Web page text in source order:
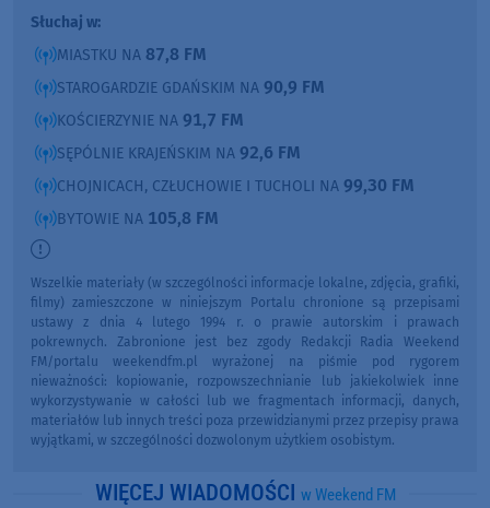
Słuchaj w:
MIASTKU NA 87,8 FM
STAROGARDZIE GDAŃSKIM NA 90,9 FM
KOŚCIERZYNIE NA 91,7 FM
SĘPÓLNIE KRAJEŃSKIM NA 92,6 FM
CHOJNICACH, CZŁUCHOWIE I TUCHOLI NA 99,30 FM
BYTOWIE NA 105,8 FM
Wszelkie materiały (w szczególności informacje lokalne, zdjęcia, grafiki,
filmy) zamieszczone w niniejszym Portalu chronione są przepisami
ustawy z dnia 4 lutego 1994 r. o prawie autorskim i prawach
pokrewnych. Zabronione jest bez zgody Redakcji Radia Weekend
FM/portalu weekendfm.pl wyrażonej na piśmie pod rygorem
nieważności: kopiowanie, rozpowszechnianie lub jakiekolwiek inne
wykorzystywanie w całości lub we fragmentach informacji, danych,
materiałów lub innych treści poza przewidzianymi przez przepisy prawa
wyjątkami, w szczególności dozwolonym użytkiem osobistym.
WIĘCEJ WIADOMOŚCI w Weekend FM